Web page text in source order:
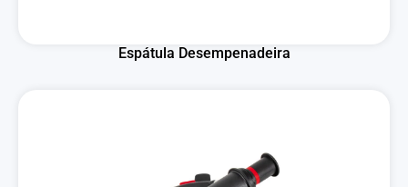
Espátula Desempenadeira